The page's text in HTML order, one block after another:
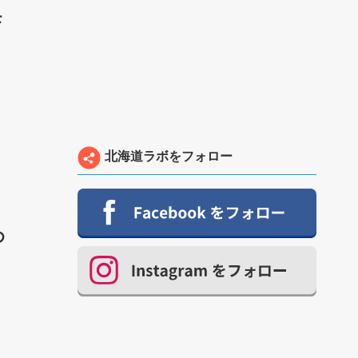
北海道ラボをフォロー